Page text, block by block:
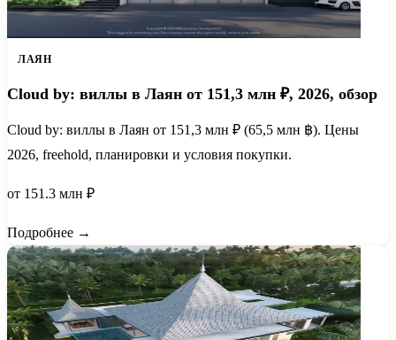
ЛАЯН
Cloud by: виллы в Лаян от 151,3 млн ₽, 2026, обзор
Cloud by: виллы в Лаян от 151,3 млн ₽ (65,5 млн ฿). Цены
2026, freehold, планировки и условия покупки.
от 151.3 млн ₽
Подробнее →